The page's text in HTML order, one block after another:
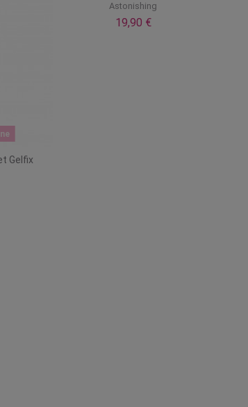
Gelfix
Astonishing
19,90 €